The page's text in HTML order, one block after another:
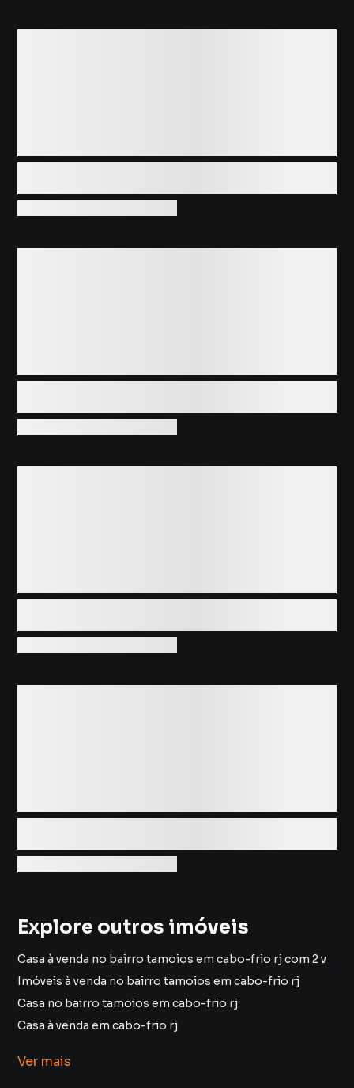
Explore outros imóveis
Imóveis à venda no bairro tamoios em cabo-frio rj
Casa no bairro tamoios em cabo-frio rj
Casa à venda em cabo-frio rj
Casa em cabo-frio rj
Ver mais